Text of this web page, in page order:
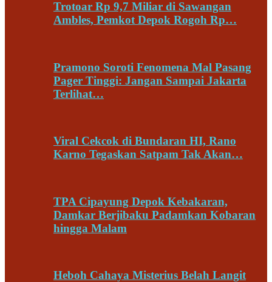
Trotoar Rp 9,7 Miliar di Sawangan
Ambles, Pemkot Depok Rogoh Rp…
Pramono Soroti Fenomena Mal Pasang
Pager Tinggi: Jangan Sampai Jakarta
Terlihat…
Viral Cekcok di Bundaran HI, Rano
Karno Tegaskan Satpam Tak Akan…
TPA Cipayung Depok Kebakaran,
Damkar Berjibaku Padamkan Kobaran
hingga Malam
Heboh Cahaya Misterius Belah Langit